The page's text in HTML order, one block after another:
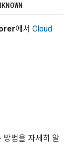
에서 Cloud
방법을 자세히 알